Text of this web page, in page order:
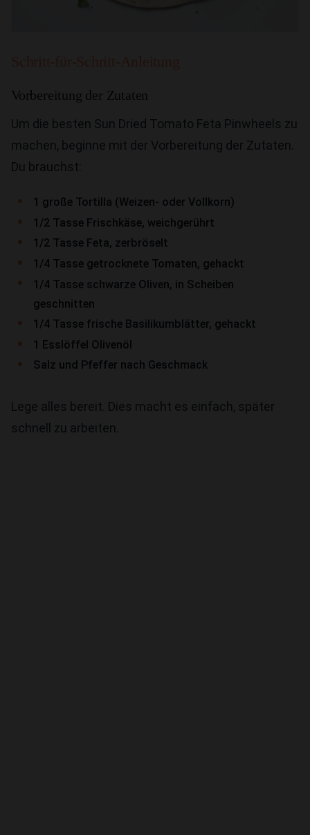
Vorbereitung der Zutaten
Um die besten Sun Dried Tomato Feta Pinwheels zu
machen, beginne mit der Vorbereitung der Zutaten.
Du brauchst:
1 große Tortilla (Weizen- oder Vollkorn)
1/2 Tasse Frischkäse, weichgerührt
1/2 Tasse Feta, zerbröselt
1/4 Tasse getrocknete Tomaten, gehackt
1/4 Tasse schwarze Oliven, in Scheiben
geschnitten
1/4 Tasse frische Basilikumblätter, gehackt
1 Esslöffel Olivenöl
Salz und Pfeffer nach Geschmack
Lege alles bereit. Dies macht es einfach, später
schnell zu arbeiten.